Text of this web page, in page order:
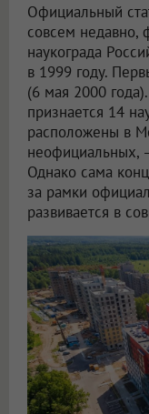
Официальный
совсем недавно,
наукограда
в 1999 году.
(6 мая 2000
признается 14
расположены в
неофициальных,
Однако сама
за рамки
развивается в